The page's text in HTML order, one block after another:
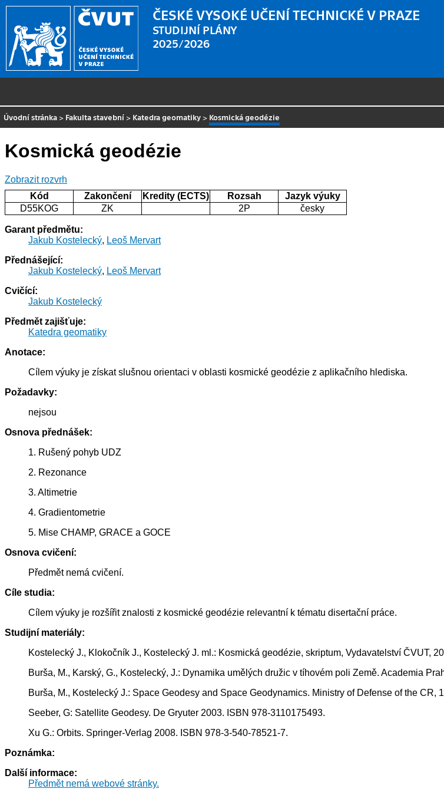
ČESKÉ VYSOKÉ UČENÍ TECHNICKÉ V PRAZE
STUDIJNÍ PLÁNY
2025/2026
Úvodní stránka > Fakulta stavební > Katedra geomatiky > Kosmická geodézie
Kosmická geodézie
Zobrazit rozvrh
Kód
Zakončení Kredity (ECTS) Rozsah
Jazyk výuky
D55KOG
ZK 2P česky
Garant předmětu:
Jakub Kostelecký, Leoš Mervart
Přednášející:
Jakub Kostelecký, Leoš Mervart
Cvičící:
Jakub Kostelecký
Předmět zajišťuje:
Katedra geomatiky
Anotace:
Cílem výuky je získat slušnou orientaci v oblasti kosmické geodézie z aplikačního hlediska.
Požadavky:
nejsou
Osnova přednášek:
1. Rušený pohyb UDZ
2. Rezonance
3. Altimetrie
4. Gradientometrie
5. Mise CHAMP, GRACE a GOCE
Osnova cvičení:
Předmět nemá cvičení.
Cíle studia:
Cílem výuky je rozšířit znalosti z kosmické geodézie relevantní k tématu disertační práce.
Studijní materiály:
Kostelecký J., Klokočník J., Kostelecký J. ml.: Kosmická geodézie, skriptum, Vydavatelství ČVUT,
Burša, M., Karský, G., Kostelecký, J.: Dynamika umělých družic v tíhovém poli Země. Academia
Burša, M., Kostelecký J.: Space Geodesy and Space Geodynamics. Ministry of Defense of the
Seeber, G: Satellite Geodesy. De Gryuter 2003. ISBN 978-3110175493.
Xu G.: Orbits. Springer-Verlag 2008. ISBN 978-3-540-78521-7.
Poznámka:
Další informace:
Předmět nemá webové stránky.